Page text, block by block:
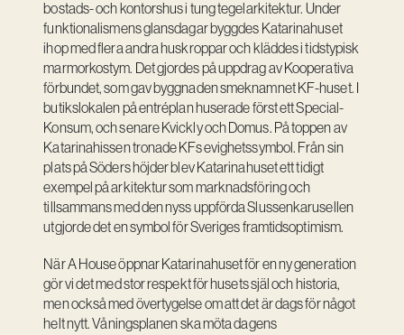
bostads- och kontorshus i tung tegelarkitektur. Under
funktionalismens glansdagar byggdes Katarinahuset
ihop med flera andra huskroppar och kläddes i tidstypisk
marmorkostym. Det gjordes på uppdrag av Kooperativa
förbundet, som gav byggnaden smeknamnet KF-huset. I
butikslokalen på entréplan huserade först ett Special-
Konsum, och senare Kvickly och Domus. På toppen av
Katarinahissen tronade KFs evighetssymbol. Från sin
plats på Söders höjder blev Katarinahuset ett tidigt
exempel på arkitektur som marknadsföring och
tillsammans med den nyss uppförda Slussenkarusellen
utgjorde det en symbol för Sveriges framtidsoptimism.
När A House öppnar Katarinahuset för en ny generation
gör vi det med stor respekt för husets själ och historia,
men också med övertygelse om att det är dags för något
helt nytt. Våningsplanen ska möta dagens